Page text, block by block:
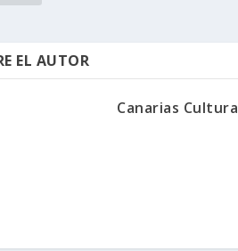
EL AUTOR
Canarias Cultura